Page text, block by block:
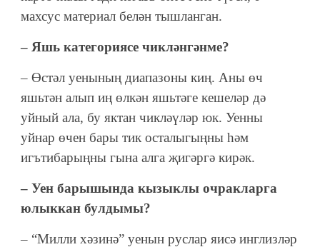
махсус материал белән тышланган.
– Яшь категориясе чикләнгәнме?
– Өстәл уенының диапазоны киң. Аны өч
яшьтән алып иң өлкән яшьтәге кешеләр дә
уйный ала, бу яктан чикләүләр юк. Уенны
уйнар өчен бары тик осталыгыңны һәм
игътибарыңны гына алга җигәргә кирәк.
– Уен барышында кызыклы очракларга
юлыккан булдымы?
– “Милли хәзинә” уенын руслар яисә инглизләр